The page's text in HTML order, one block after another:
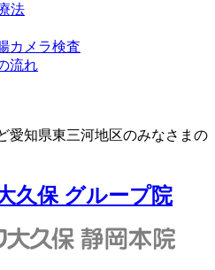
法
カメラ検査
流れ
愛知県東三河地区のみなさまの